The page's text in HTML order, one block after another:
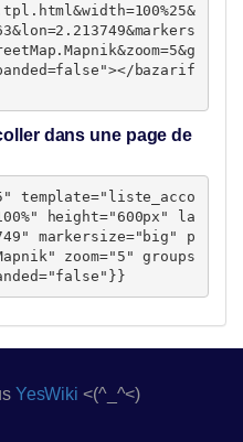
bazarif
dans une page de
template="liste_acco
height="600px" la
markersize="big" p
zoom="5" groups
YesWiki <(^_^<)